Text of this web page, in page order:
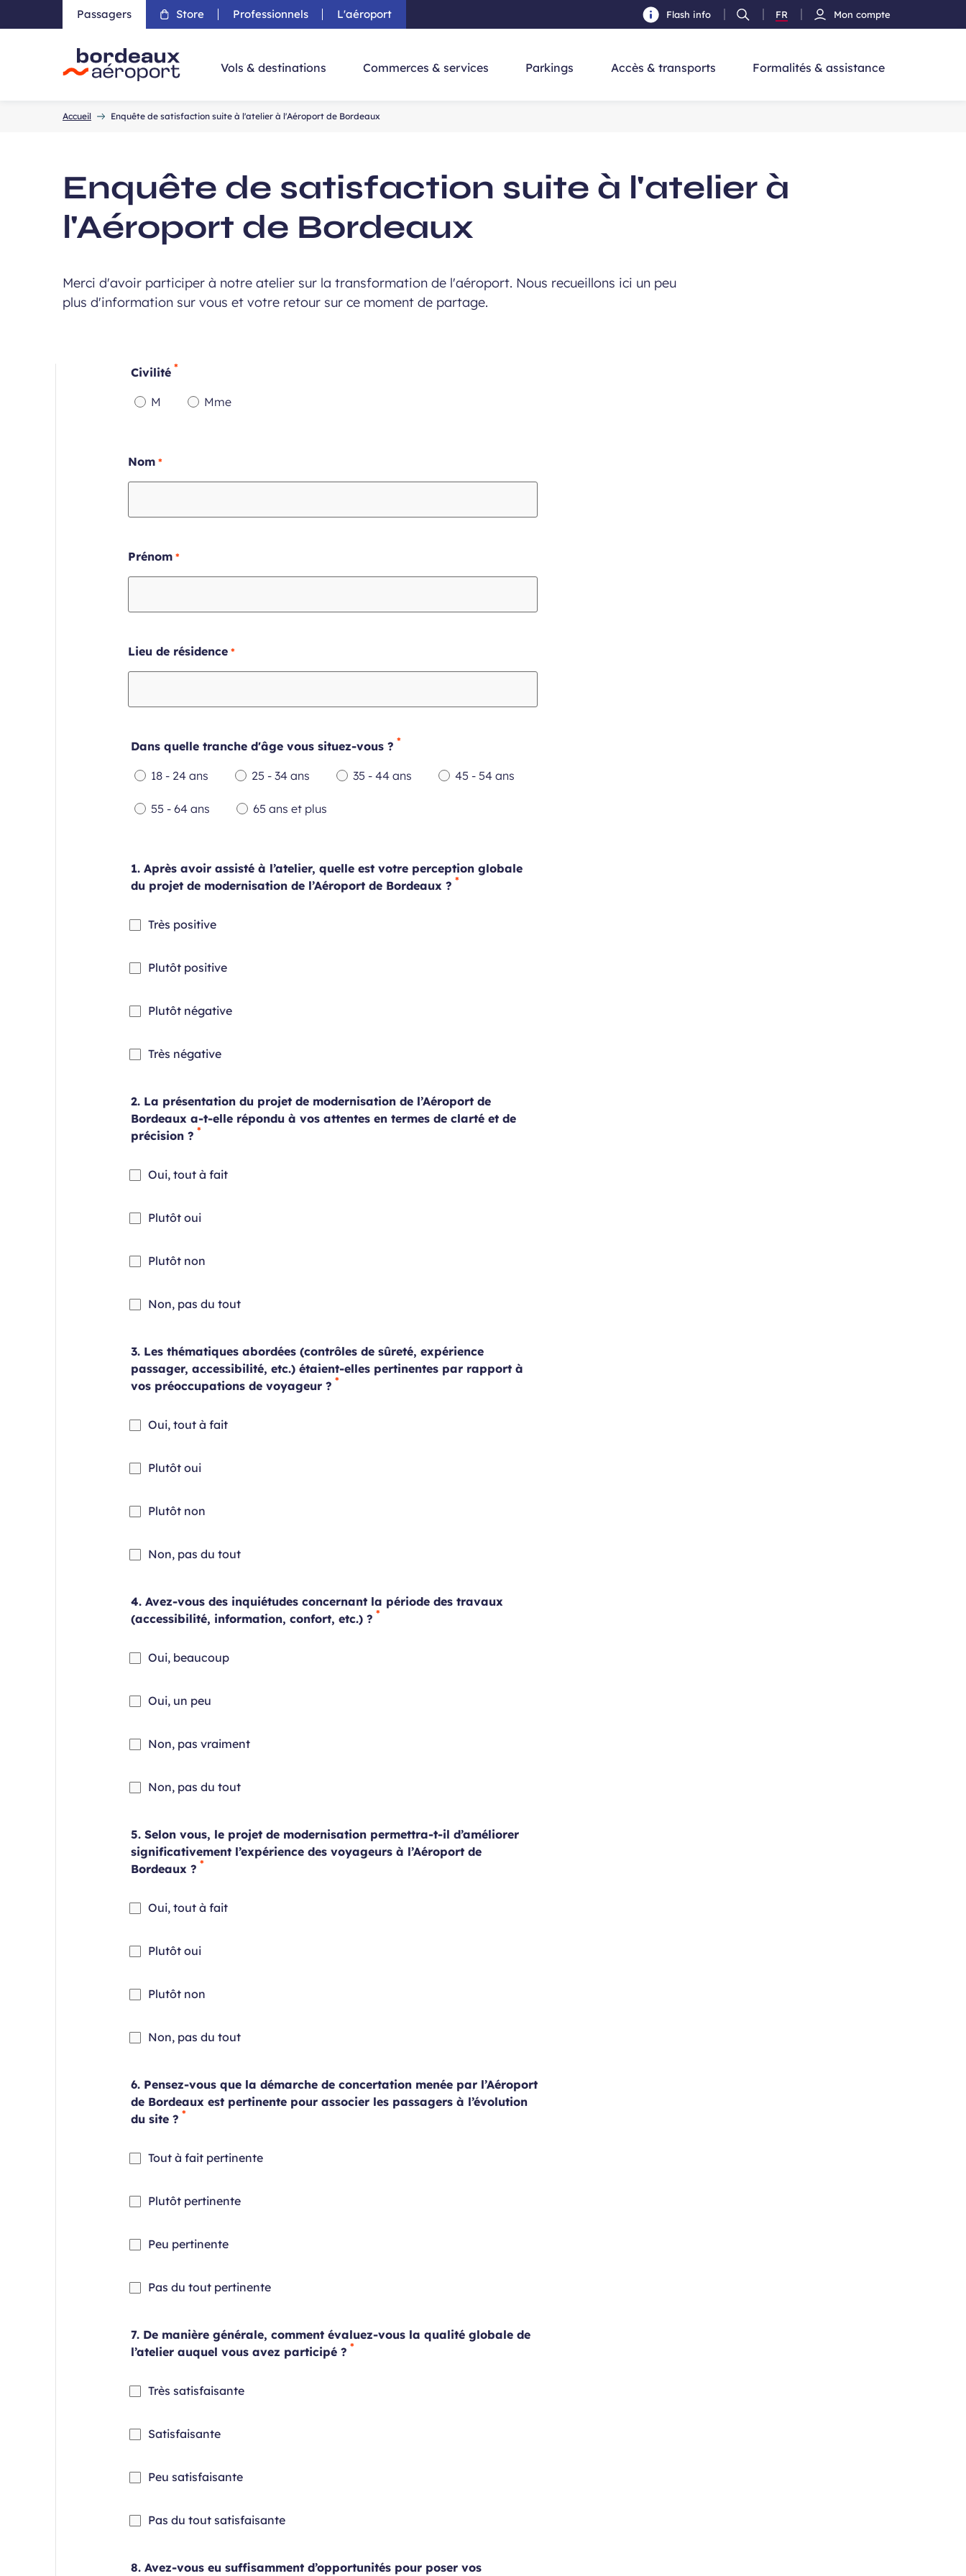
Aller au contenu principal - Aller à la navigation - Aller à la recherche
Passagers Store Professionnels L'aéroport Flash info
Ouvrir
la
FR
Version
Mon compte
Vols & destinations Commerces & services Parkings Accès & transports Formalités & assistance
Accueil Enquête de satisfaction suite à l'atelier à l'Aéroport de Bordeaux
Enquête de satisfaction suite à l'atelier à
l'Aéroport de Bordeaux
Merci d'avoir participer à notre atelier sur la transformation de l'aéroport. Nous recueillons ici un peu
plus d'information sur vous et votre retour sur ce moment de partage.
Civilité
M
Mme
Nom Champ
requis
Prénom Champ
requis
Lieu de résidence Champ
requis
Dans quelle tranche d'âge vous situez-vous ?
18 - 24 ans
requis
25 - 34 ans
requis
35 - 44 ans
45 - 54 ans
55 - 64 ans
65 ans et plus
1. Après avoir assisté à l’atelier, quelle est votre perception globale
du projet de modernisation de l’Aéroport de Bordeaux ?
Très positiveChamp
Plutôt positiveChamp
Plutôt négativeChamp
Très négativeChamp
2. La présentation du projet de modernisation de l’Aéroport de
Bordeaux a-t-elle répondu à vos attentes en termes de clarté et de
précision ?
Oui, tout à faitChamp
Plutôt ouiChamp
Plutôt non
Non, pas du toutChamp
3. Les thématiques abordées (contrôles de sûreté, expérience
passager, accessibilité, etc.) étaient-elles pertinentes par rapport à
vos préoccupations de voyageur ?
Oui, tout à faitChamp
Plutôt ouiChamp
Plutôt non
Non, pas du toutChamp
4. Avez-vous des inquiétudes concernant la période des travaux
(accessibilité, information, confort, etc.) ?
Oui, beaucoupChamp
Oui, un peu
Non, pas vraimentChamp
Non, pas du toutChamp
5. Selon vous, le projet de modernisation permettra-t-il d’améliorer
significativement l’expérience des voyageurs à l’Aéroport de
Bordeaux ?
Oui, tout à faitChamp
Plutôt ouiChamp
Plutôt non
Non, pas du toutChamp
6. Pensez-vous que la démarche de concertation menée par l’Aéroport
de Bordeaux est pertinente pour associer les passagers à l’évolution
du site ?
Tout à fait pertinenteChamp
Plutôt pertinenteChamp
Peu pertinenteChamp
Pas du tout pertinenteChamp
7. De manière générale, comment évaluez-vous la qualité globale de
l’atelier auquel vous avez participé ?
Très satisfaisanteChamp
SatisfaisanteChamp
Peu satisfaisanteChamp
Pas du tout satisfaisanteChamp
8. Avez-vous eu suffisamment d’opportunités pour poser vos